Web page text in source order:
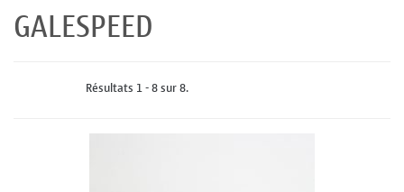
GALESPEED
Résultats 1 - 8 sur 8.